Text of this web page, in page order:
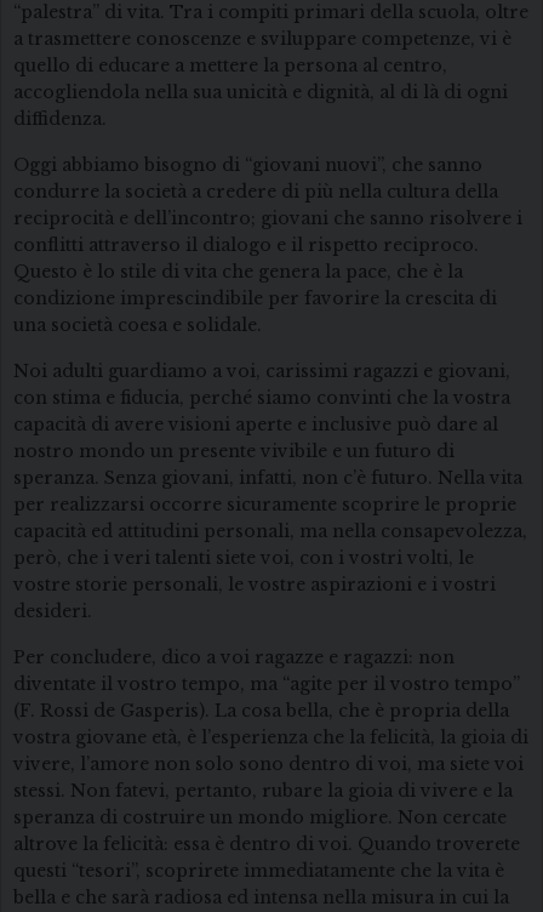
“palestra” di vita. Tra i compiti primari della scuola, oltre
a trasmettere conoscenze e sviluppare competenze, vi è
quello di educare a mettere la persona al centro,
accogliendola nella sua unicità e dignità, al di là di ogni
diffidenza.
Oggi abbiamo bisogno di “giovani nuovi”, che sanno
condurre la società a credere di più nella cultura della
reciprocità e dell’incontro; giovani che sanno risolvere i
conflitti attraverso il dialogo e il rispetto reciproco.
Questo è lo stile di vita che genera la pace, che è la
condizione imprescindibile per favorire la crescita di
una società coesa e solidale.
Noi adulti guardiamo a voi, carissimi ragazzi e giovani,
con stima e fiducia, perché siamo convinti che la vostra
capacità di avere visioni aperte e inclusive può dare al
nostro mondo un presente vivibile e un futuro di
speranza. Senza giovani, infatti, non c’è futuro. Nella vita
per realizzarsi occorre sicuramente scoprire le proprie
capacità ed attitudini personali, ma nella consapevolezza,
però, che i veri talenti siete voi, con i vostri volti, le
vostre storie personali, le vostre aspirazioni e i vostri
desideri.
Per concludere, dico a voi ragazze e ragazzi: non
diventate il vostro tempo, ma “agite per il vostro tempo”
(F. Rossi de Gasperis). La cosa bella, che è propria della
vostra giovane età, è l’esperienza che la felicità, la gioia di
vivere, l’amore non solo sono dentro di voi, ma siete voi
stessi. Non fatevi, pertanto, rubare la gioia di vivere e la
speranza di costruire un mondo migliore. Non cercate
altrove la felicità: essa è dentro di voi. Quando troverete
questi “tesori”, scoprirete immediatamente che la vita è
bella e che sarà radiosa ed intensa nella misura in cui la